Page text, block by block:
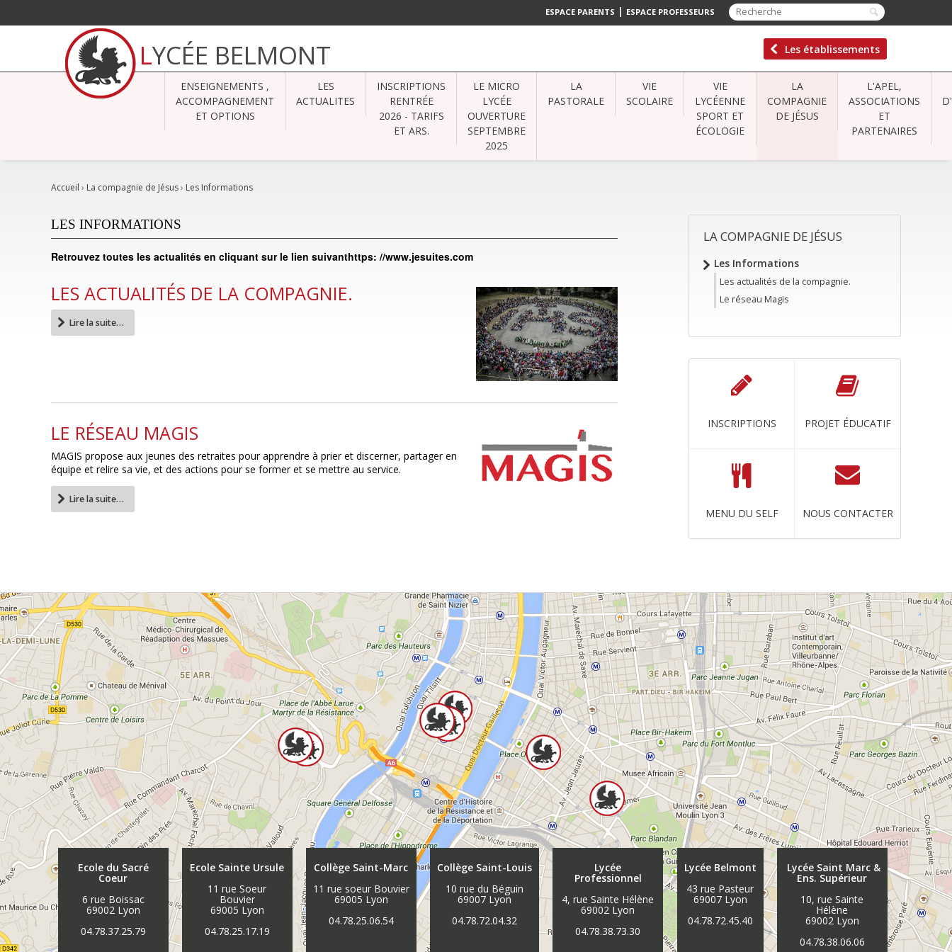
ESPACE PARENTS | ESPACE PROFESSEURS
contenu.
Aller
LYCÉE BELMONT Les établissements
ENSEIGNEMENTS ,
ACCOMPAGNEMENT
ET OPTIONS
LES
ACTUALITES
INSCRIPTIONS
RENTRÉE
2026 - TARIFS
ET ARS.
LE MICRO
LYCÉE
OUVERTURE
SEPTEMBRE
2025
LA
PASTORALE
VIE
SCOLAIRE
VIE
LYCÉENNE
SPORT ET
ÉCOLOGIE
LA
COMPAGNIE
DE JÉSUS
L'APEL,
ASSOCIATIONS
ET
PARTENAIRES
Accueil › La compagnie de Jésus› Les Informations
NAVIGATION
LA COMPAGNIE DE JÉSUS
Les Informations
Les actualités de la compagnie.
Le réseau Magis
INSCRIPTIONS PROJET ÉDUCATIF
MENU DU SELF NOUS CONTACTER
LES INFORMATIONS
Retrouvez toutes les actualités en cliquant sur le lien suivanthttps: //www.jesuites.com
LES ACTUALITÉS DE LA COMPAGNIE.
Lire la suite…
LE RÉSEAU MAGIS
MAGIS propose aux jeunes des retraites pour apprendre à prier et discerner, partager en
équipe et relire sa vie, et des actions pour se former et se mettre au service.
Lire la suite…
Ecole du Sacré
Coeur
6 rue Boissac
69002 Lyon
04.78.37.25.79
Ecole Sainte Ursule
11 rue Soeur
Bouvier
69005 Lyon
04.78.25.17.19
Collège Saint-Marc
11 rue soeur Bouvier
69005 Lyon
04.78.25.06.54
Collège Saint-Louis
10 rue du Béguin
69007 Lyon
04.78.72.04.32
Lycée
Professionnel
4, rue Sainte Hélène
69002 Lyon
04.78.38.73.30
Lycée Belmont
43 rue Pasteur
69007 Lyon
04.78.72.45.40
Lycée Saint Marc &
Ens. Supérieur
10, rue Sainte
Hélène
69002 Lyon
04.78.38.06.06